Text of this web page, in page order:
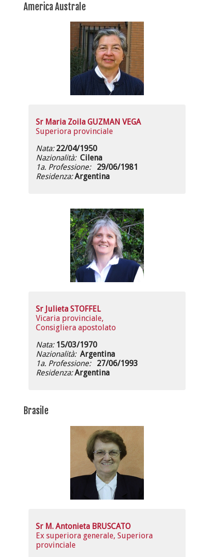
America Australe
Sr Maria Zoila GUZMAN VEGA
Superiora provinciale
Nata:22/04/1950
Nazionalità: Cilena
1a. Professione:
29/06/1981
Residenza:Argentina
Sr Julieta STOFFEL
Vicaria provinciale,
Consigliera apostolato
Nata:15/03/1970
Nazionalità: Argentina
1a. Professione:
27/06/1993
Residenza:Argentina
Brasile
Sr M. Antonieta BRUSCATO
Ex superiora generale, Superiora
provinciale